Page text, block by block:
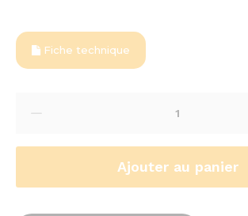
Fiche technique
Ajouter au panier